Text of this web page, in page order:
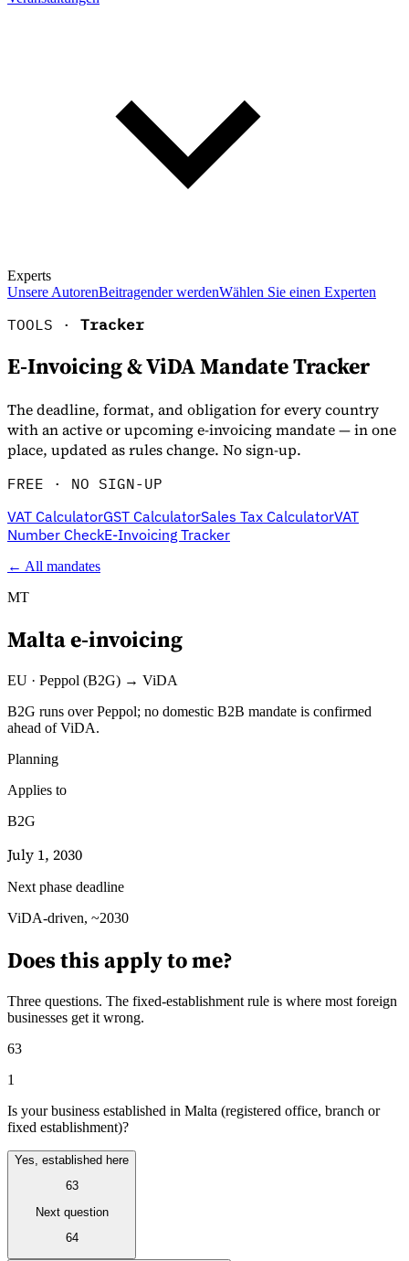
Experts
Unsere AutorenBeitragender werdenWählen Sie einen Experten
Entdecken
Leitfäden
Länder-Steuerleitfäden
Alle Leitfäden
TOOLS · Tracker
E-Invoicing & ViDA Mandate Tracker
The deadline, format, and obligation for every country
with an active or upcoming e-invoicing mandate — in one
place, updated as rules change. No sign-up.
FREE · NO SIGN-UP
VAT CalculatorGST CalculatorSales Tax CalculatorVAT
Number CheckE-Invoicing Tracker
← All mandates
MT
Maltae-invoicing
EU · Peppol (B2G) → ViDA
B2G runs over Peppol; no domestic B2B mandate is confirmed
ahead of ViDA.
Planning
Applies to
B2G
July 1, 2030
Next phase deadline
ViDA-driven, ~2030
Does this apply to me?
Three questions. The fixed-establishment rule is where most foreign
businesses get it wrong.
63
1
Is your business established in Malta (registered office, branch or
fixed establishment)?
Yes, established here
63
Next question
64